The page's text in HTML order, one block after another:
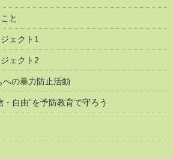
と
ェクト1
ェクト2
の暴力防止活動
自由”を予防教育で守ろう